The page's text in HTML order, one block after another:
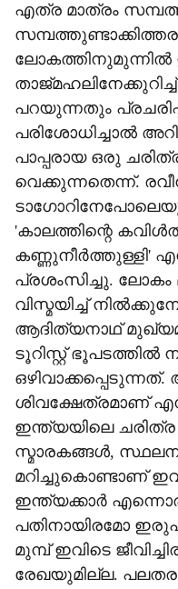
എത്ര മാത്രം
ലോകത്തിനുമുന്നില്‍
പറയുന്നതും
പരിശോധിച്ചാല്‍
പാപ്പരായ ഒരു
വെക്കുന്നതെന്ന്.
'കാലത്തിന്റെ
കണ്ണുനീര്‍ത്തുള്ളി'
പ്രശംസിച്ചു.
വിസ്മയിച്ച്
ആദിത്യനാഥ്
ടൂറിസ്റ്റ് ഭൂപടത്തില്‍
ശിവക്ഷേത്രമാണ്
ഇന്ത്യയിലെ
സ്മാരകങ്ങള്‍,
മറിച്ചുകൊണ്ടാണ്
ഇന്ത്യക്കാര്‍
പതിനായിരമോ
മുമ്പ് ഇവിടെ
രേഖയുമില്ല.